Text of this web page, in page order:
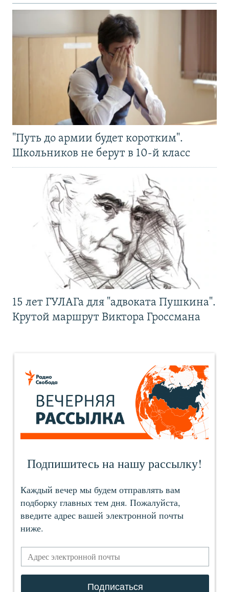
"Путь до армии будет коротким".
Школьников не берут в 10-й класс
15 лет ГУЛАГа для "адвоката Пушкина".
Крутой маршрут Виктора Гроссмана